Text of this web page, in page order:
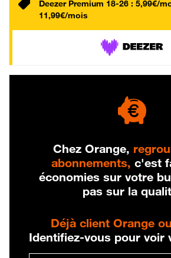
Deezer Premium 18-26 : 5,99€/
11,99€/mois
Chez Orange,
abonnements, c'est
économies sur votre
pas sur la
Déjà client Orange
Identifiez-vous pour voir